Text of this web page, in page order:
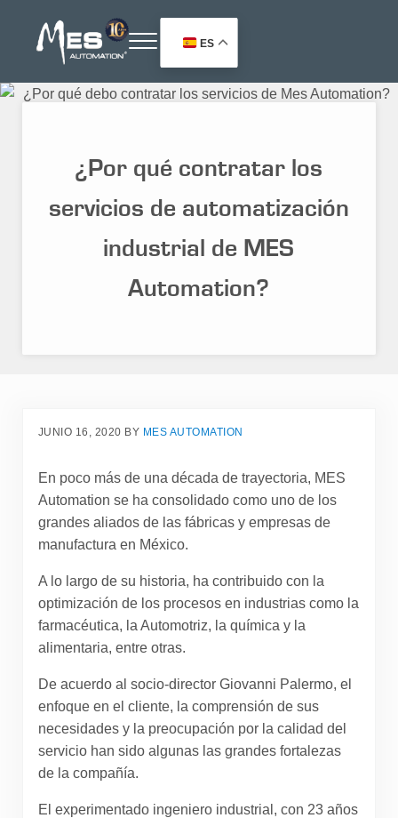
Soluciones para la Automatización Industrial
Menu
¿Por qué contratar los
servicios de automatización
industrial de MES
Automation?
JUNIO 16, 2020 BY MES AUTOMATION
En poco más de una década de trayectoria, MES
Automation se ha consolidado como uno de los
grandes aliados de las fábricas y empresas de
manufactura en México.
A lo largo de su historia, ha contribuido con la
optimización de los procesos en industrias como la
farmacéutica, la Automotriz, la química y la
alimentaria, entre otras.
De acuerdo al socio-director Giovanni Palermo, el
enfoque en el cliente, la comprensión de sus
necesidades y la preocupación por la calidad del
servicio han sido algunas las grandes fortalezas
de la compañía.
El experimentado ingeniero industrial, con 23 años
ES